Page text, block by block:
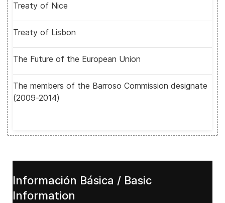
Treaty of Nice
Treaty of Lisbon
The Future of the European Union
The members of the Barroso Commission designate
(2009-2014)
Información Básica / Basic
Information